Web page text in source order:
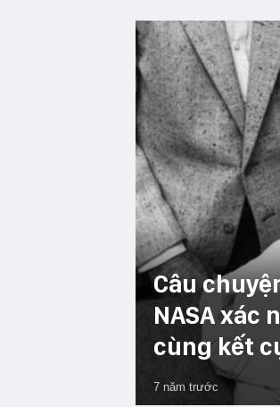
Câu
NASA
cùng kết
7 năm trước